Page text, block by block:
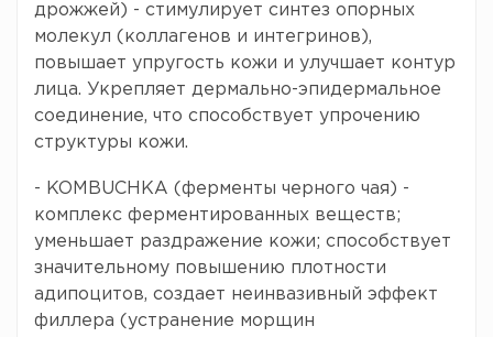
дрожжей) - стимулирует синтез опорных
молекул (коллагенов и интегринов),
повышает упругость кожи и улучшает контур
лица. Укрепляет дермально-эпидермальное
соединение, что способствует упрочению
структуры кожи.
- KOMBUCHKA (ферменты черного чая) -
комплекс ферментированных веществ;
уменьшает раздражение кожи; способствует
значительному повышению плотности
адипоцитов, создает неинвазивный эффект
филлера (устранение морщин